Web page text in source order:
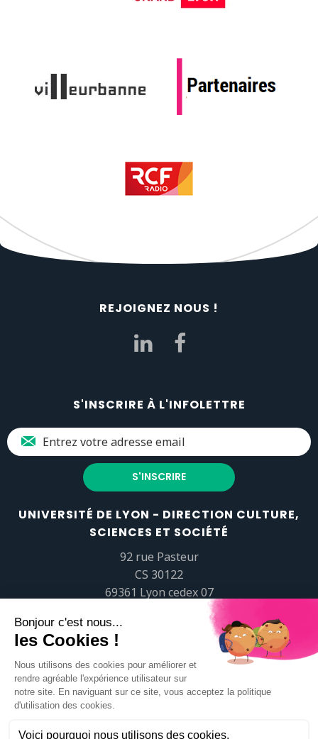
REJOIGNEZ NOUS !
S'INSCRIRE À L'INFOLETTRE
UNIVERSITÉ DE LYON - DIRECTION CULTURE,
SCIENCES ET SOCIÉTÉ
92 rue Pasteur
CS 30122
69361 Lyon cedex 07
popsciences@universite-lyon.fr
Tél.+33 (0)4 37 37 82 01